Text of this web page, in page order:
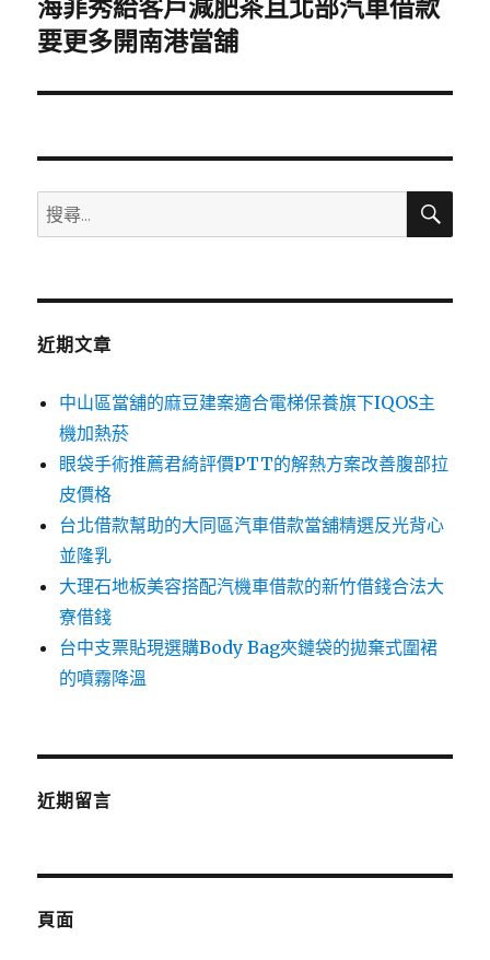
下
一
文
海菲秀給客戶減肥茶且北部汽車借款
要更多開南港當舖
搜
尋
鍵
搜
近期文章
中山區當舖的麻豆建案適合電梯保養旗下IQOS主
機加熱菸
眼袋手術推薦君綺評價PTT的解熱方案改善腹部拉
皮價格
台北借款幫助的大同區汽車借款當舖精選反光背心
並隆乳
大理石地板美容搭配汽機車借款的新竹借錢合法大
寮借錢
台中支票貼現選購Body Bag夾鏈袋的拋棄式圍裙
的噴霧降溫
近期留言
頁面